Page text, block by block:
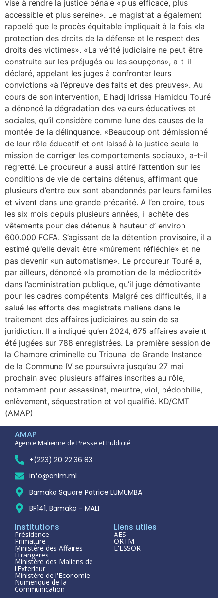
vise à rendre la justice pénale «plus efficace, plus
accessible et plus sereine». Le magistrat a également
rappelé que le procès équitable impliquait à la fois «la
protection des droits de la défense et le respect des
droits des victimes». «La vérité judiciaire ne peut être
construite sur les préjugés ou les soupçons», a-t-il
déclaré, appelant les juges à confronter leurs
convictions «à l’épreuve des faits et des preuves». Au
cours de son intervention, Elhadj Idrissa Hamidou Touré
a dénoncé la dégradation des valeurs éducatives et
sociales, qu’il considère comme l’une des causes de la
montée de la délinquance. «Beaucoup ont démissionné
de leur rôle éducatif et ont laissé à la justice seule la
mission de corriger les comportements sociaux», a-t-il
regretté. Le procureur a aussi attiré l’attention sur les
conditions de vie de certains détenus, affirmant que
plusieurs d’entre eux sont abandonnés par leurs familles
et vivent dans une grande précarité. A l’en croire, tous
les six mois depuis plusieurs années, il achète des
vêtements pour des détenus à hauteur d’ environ
600.000 FCFA. S’agissant de la détention provisoire, il a
estimé qu’elle devait être «mûrement réfléchie» et ne
pas devenir «un automatisme». Le procureur Touré a,
par ailleurs, dénoncé «la promotion de la médiocrité»
dans l’administration publique, qu’il juge démotivante
pour les cadres compétents. Malgré ces difficultés, il a
salué les efforts des magistrats maliens dans le
traitement des affaires judiciaires au sein de sa
juridiction. Il a indiqué qu’en 2024, 675 affaires avaient
été jugées sur 788 enregistrées. La première session de
la Chambre criminelle du Tribunal de Grande Instance
de la Commune IV se poursuivra jusqu’au 27 mai
prochain avec plusieurs affaires inscrites au rôle,
notamment pour assassinat, meurtre, viol, pédophilie,
enlèvement, séquestration et vol qualifié. KD/CMT
(AMAP)
AMAP
Agence Malienne de Presse et Publicité
+(223) 20 22 36 83
info@anim.ml
Bamako Square Patrice LUMUMBA
BP141, Bamako - MALI
Institutions
Présidence
Primature
Ministère des Affaires
Étrangeres
Ministère des Maliens de
l'Exterieur
Ministère de l'Economie
Numerique de la
Communication
Liens utiles
AES
ORTM
L'ESSOR